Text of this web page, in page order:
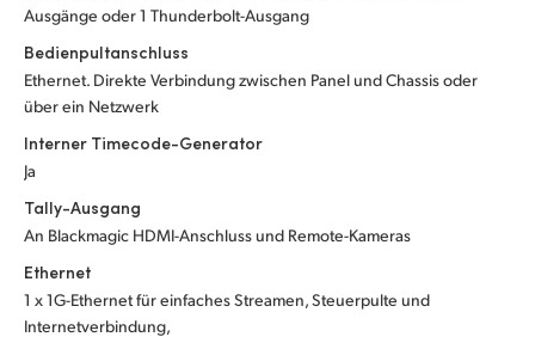
Ausgänge oder 1 Thunderbolt-Ausgang
Bedienpultanschluss
Ethernet. Direkte Verbindung zwischen Panel und Chassis oder
über ein Netzwerk
Interner Timecode-Generator
Ja
Tally-Ausgang
An Blackmagic HDMI-Anschluss und Remote-Kameras
Ethernet
1 x 1G-Ethernet für einfaches Streamen, Steuerpulte und
Internetverbindung,